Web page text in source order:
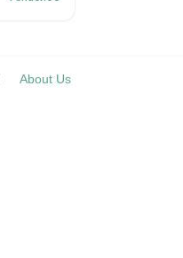
About Us